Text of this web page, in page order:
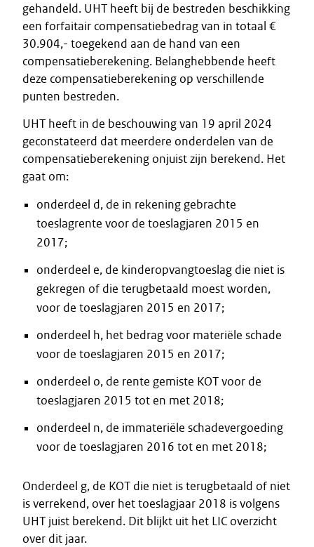
gehandeld. UHT heeft bij de bestreden beschikking
een forfaitair compensatiebedrag van in totaal €
30.904,- toegekend aan de hand van een
compensatieberekening. Belanghebbende heeft
deze compensatieberekening op verschillende
punten bestreden.
UHT heeft in de beschouwing van 19 april 2024
geconstateerd dat meerdere onderdelen van de
compensatieberekening onjuist zijn berekend. Het
gaat om:
onderdeel d, de in rekening gebrachte
toeslagrente voor de toeslagjaren 2015 en
2017;
onderdeel e, de kinderopvangtoeslag die niet is
gekregen of die terugbetaald moest worden,
voor de toeslagjaren 2015 en 2017;
onderdeel h, het bedrag voor materiële schade
voor de toeslagjaren 2015 en 2017;
onderdeel o, de rente gemiste KOT voor de
toeslagjaren 2015 tot en met 2018;
onderdeel n, de immateriële schadevergoeding
voor de toeslagjaren 2016 tot en met 2018;
Onderdeel g, de KOT die niet is terugbetaald of niet
is verrekend, over het toeslagjaar 2018 is volgens
UHT juist berekend. Dit blijkt uit het LIC overzicht
over dit jaar.